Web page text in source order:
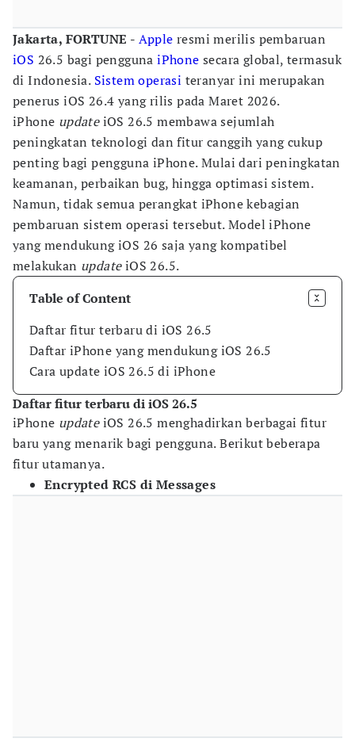
Jakarta, FORTUNE - Apple resmi merilis pembaruan
iOS 26.5 bagi penggunaiPhone secara global, termasuk
di Indonesia. Sistem operasi teranyar ini merupakan
penerus iOS 26.4 yang rilis pada Maret 2026.
iPhone updateiOS 26.5 membawa sejumlah
peningkatan teknologi dan fitur canggih yang cukup
penting bagi pengguna iPhone. Mulai dari peningkatan
keamanan, perbaikan bug, hingga optimasi sistem.
Namun, tidak semua perangkat iPhone kebagian
pembaruan sistem operasi tersebut. Model iPhone
yang mendukung iOS 26 saja yang kompatibel
melakukan updateiOS 26.5.
Table of Content
Daftar fitur terbaru di iOS 26.5
Daftar iPhone yang mendukung iOS 26.5
Cara update iOS 26.5 di iPhone
Daftar fitur terbaru di iOS 26.5
iPhone updateiOS 26.5 menghadirkan berbagai fitur
baru yang menarik bagi pengguna. Berikut beberapa
fitur utamanya.
Encrypted RCS di Messages